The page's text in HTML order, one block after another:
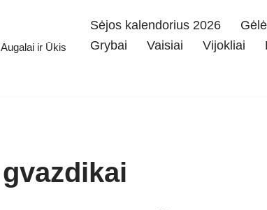
ir Ūkis
Sėjos kalendorius 2026
Grybai
Vaisiai Vijokliai